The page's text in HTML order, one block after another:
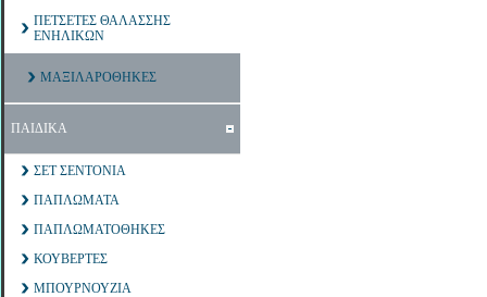
ΠΕΤΣΕΤΕΣ ΘΑΛΑΣΣΗΣ
ΕΝΗΛΙΚΩΝ
ΜΑΞΙΛΑΡΟΘΗΚΕΣ
ΠΑΙΔΙΚΑ
ΣΕΤ ΣΕΝΤΟΝΙΑ
ΠΑΠΛΩΜΑΤΑ
ΠΑΠΛΩΜΑΤΟΘΗΚΕΣ
ΚΟΥΒΕΡΤΕΣ
ΜΠΟΥΡΝΟΥΖΙΑ